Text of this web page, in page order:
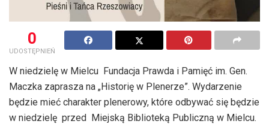
0
UDOSTĘPNIEŃ
W niedzielę w Mielcu Fundacja Prawda i Pamięć im. Gen.
Maczka zaprasza na „Historię w Plenerze”. Wydarzenie
będzie mieć charakter plenerowy, które odbywać się będzie
w niedzielę przed Miejską Biblioteką Publiczną w Mielcu.